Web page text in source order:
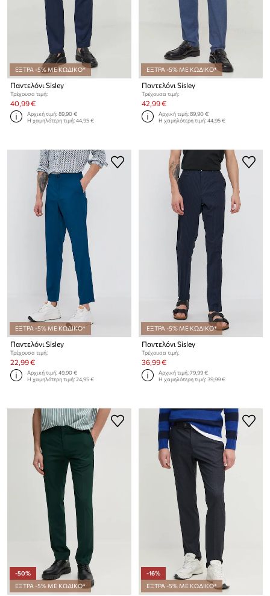
ΕΞΤΡΑ -5% ΜΕ ΚΩΔΙΚΟ*
Παντελόνι Sisley
Τρέχουσα τιμή:
40,99 €
Αρχική τιμή:89,90 €
Η χαμηλότερη τιμή:44,95 €
ΕΞΤΡΑ -5% ΜΕ ΚΩΔΙΚΟ*
Παντελόνι Sisley
Τρέχουσα τιμή:
42,99 €
Αρχική τιμή:89,90 €
Η χαμηλότερη τιμή:44,95 €
ΕΞΤΡΑ -5% ΜΕ ΚΩΔΙΚΟ*
Παντελόνι Sisley
Τρέχουσα τιμή:
22,99 €
Αρχική τιμή:49,90 €
Η χαμηλότερη τιμή:24,95 €
ΕΞΤΡΑ -5% ΜΕ ΚΩΔΙΚΟ*
Παντελόνι Sisley
Τρέχουσα τιμή:
36,99 €
Αρχική τιμή:79,99 €
Η χαμηλότερη τιμή:39,99 €
-50%
ΕΞΤΡΑ -5% ΜΕ ΚΩΔΙΚΟ*
-16%
ΕΞΤΡΑ -5% ΜΕ ΚΩΔΙΚΟ*